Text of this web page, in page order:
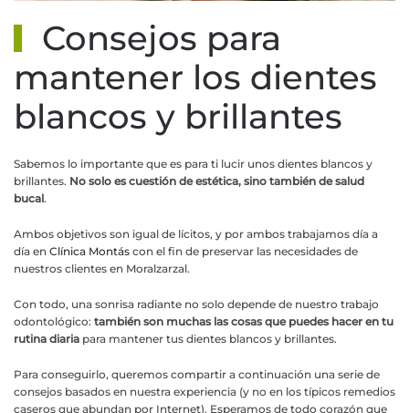
Consejos para
mantener los dientes
blancos y brillantes
Sabemos lo importante que es para ti lucir unos dientes blancos y
brillantes. No solo es cuestión de estética, sino también de salud
bucal.
Ambos objetivos son igual de lícitos, y por ambos trabajamos día a
día en Clínica Montás con el fin de preservar las necesidades de
nuestros clientes en Moralzarzal.
Con todo, una sonrisa radiante no solo depende de nuestro trabajo
odontológico: también son muchas las cosas que puedes hacer en tu
rutina diaria para mantener tus dientes blancos y brillantes.
Para conseguirlo, queremos compartir a continuación una serie de
consejos basados en nuestra experiencia (y no en los típicos remedios
caseros que abundan por Internet). Esperamos de todo corazón que